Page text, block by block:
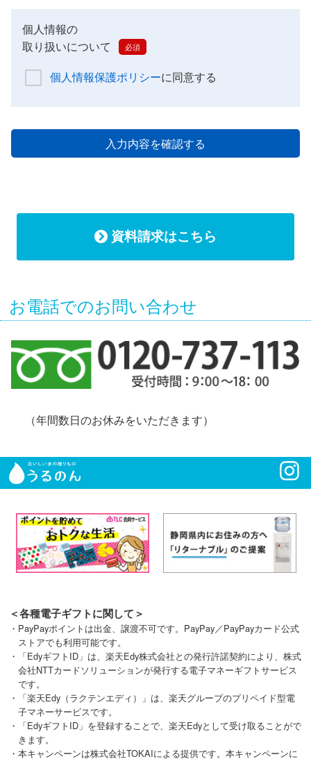
個人情報の
取り扱いについて
個人情報保護ポリシーに同意する
資料請求はこちら
お電話でのお問い合わせ
（年間数日のお休みをいただきます）
＜各種電子ギフトに関して＞
・PayPayポイントは出金、譲渡不可です。PayPay／PayPayカード公式
ストアでも利用可能です。
・「EdyギフトID」は、楽天Edy株式会社との発行許諾契約により、株式
会社NTTカードソリューションが発行する電子マネーギフトサービス
です。
・「楽天Edy（ラクテンエディ）」は、楽天グループのプリペイド型電
子マネーサービスです。
・「EdyギフトID」を登録することで、楽天Edyとして受け取ることがで
きます。
・本キャンペーンは株式会社TOKAIによる提供です。本キャンペーンに